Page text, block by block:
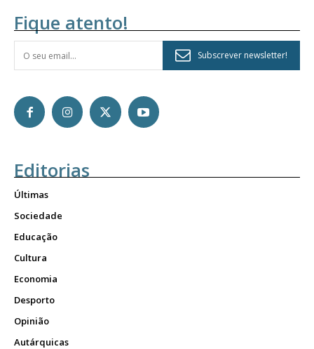
Fique atento!
Subscrever newsletter!
Editorias
Últimas
Sociedade
Educação
Cultura
Economia
Desporto
Opinião
Autárquicas